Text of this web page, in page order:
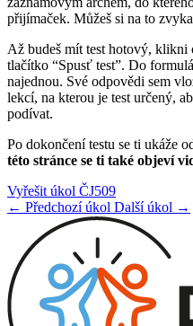
přijímaček. Můžeš si na to
Až budeš mít test hotový, klikni
tlačítko “Spusť test”. Do
najednou. Své odpovědi sem
lekcí, na kterou je test určený,
podívat.
Po dokončení testu se ti ukáže
této stránce se ti také objeví
Vyřešit úkol ČJ509
← Předchozí úkol Další úkol →